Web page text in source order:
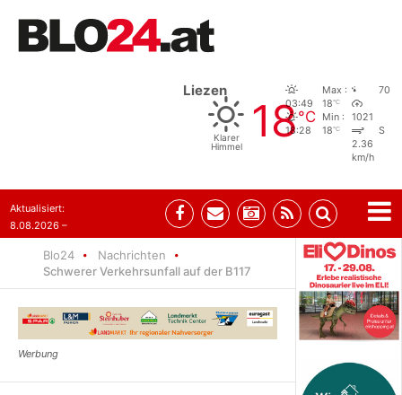
Liezen
Klarer
Himmel
18°C
03:49
18:28
Max :
18°C
Min :
18°C
70
1021
S
2.36
km/h
Aktualisiert:
8.08.2026 –
Blo24
Nachrichten
Schwerer Verkehrsunfall auf der B117